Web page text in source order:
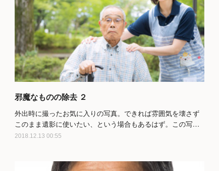
2018.12.13 00:55
邪魔なものの除去 ２
外出時に撮ったお気に入りの写真。できれば雰囲気を壊さず
このまま遺影に使いたい、という場合もあるはず。この写…